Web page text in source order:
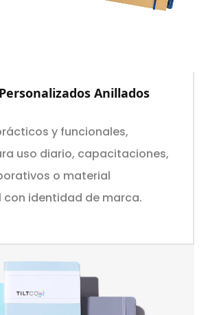
Anillados
y funcionales,
uso diario, capacitaciones,
o material
identidad de marca.